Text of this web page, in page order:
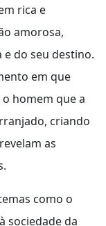
rica e
amorosa,
do seu destino.
em que
homem que a
criando
as
como o
sociedade da